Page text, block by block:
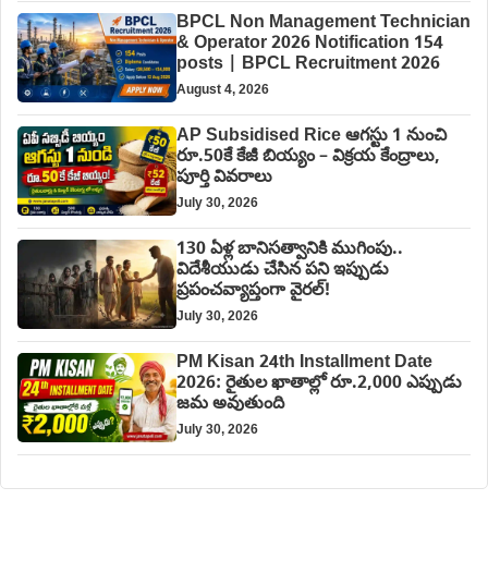
BPCL Non Management Technician
& Operator 2026 Notification 154
posts | BPCL Recruitment 2026
August 4, 2026
AP Subsidised Rice ఆగస్టు 1 నుంచి
రూ.50కే కేజీ బియ్యం – విక్రయ కేంద్రాలు,
పూర్తి వివరాలు
July 30, 2026
130 ఏళ్ల బానిసత్వానికి ముగింపు..
విదేశీయుడు చేసిన పని ఇప్పుడు
ప్రపంచవ్యాప్తంగా వైరల్!
July 30, 2026
PM Kisan 24th Installment Date
2026: రైతుల ఖాతాల్లో రూ.2,000 ఎప్పుడు
జమ అవుతుంది
July 30, 2026